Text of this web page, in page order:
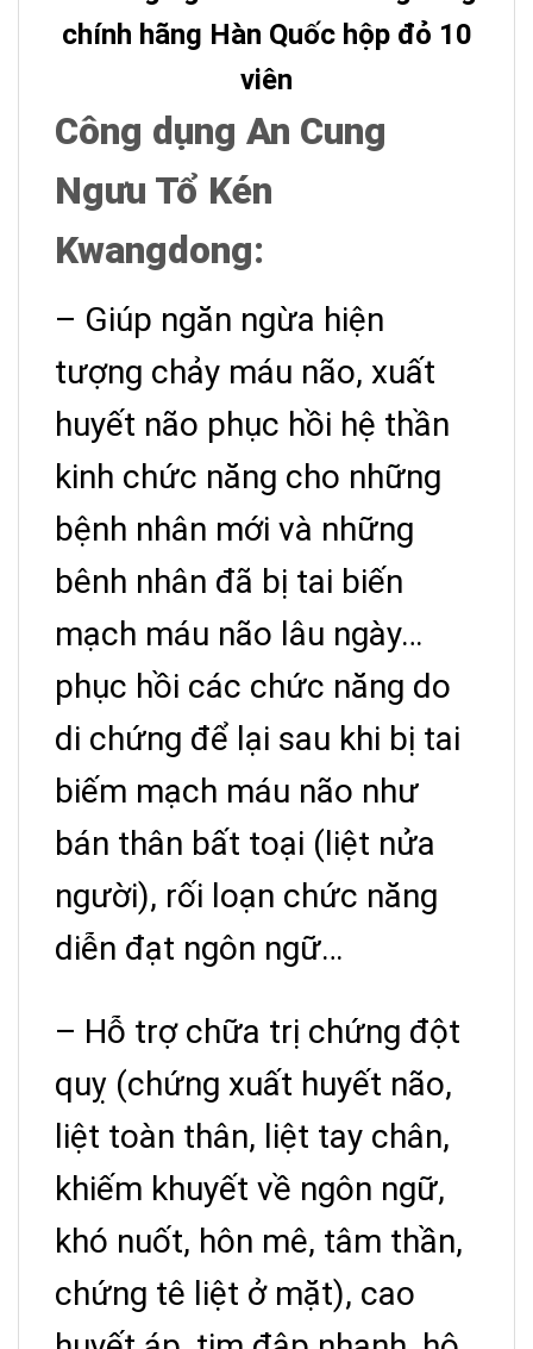
chính hãng Hàn Quốc hộp đỏ 10
viên
Công dụng An Cung
Ngưu Tổ Kén
Kwangdong:
– Giúp ngăn ngừa hiện
tượng chảy máu não, xuất
huyết não phục hồi hệ thần
kinh chức năng cho những
bệnh nhân mới và những
bênh nhân đã bị tai biến
mạch máu não lâu ngày…
phục hồi các chức năng do
di chứng để lại sau khi bị tai
biếm mạch máu não như
bán thân bất toại (liệt nửa
người), rối loạn chức năng
diễn đạt ngôn ngữ…
– Hỗ trợ chữa trị chứng đột
quỵ (chứng xuất huyết não,
liệt toàn thân, liệt tay chân,
khiếm khuyết về ngôn ngữ,
khó nuốt, hôn mê, tâm thần,
chứng tê liệt ở mặt), cao